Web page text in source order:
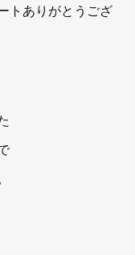
トありがとうござ